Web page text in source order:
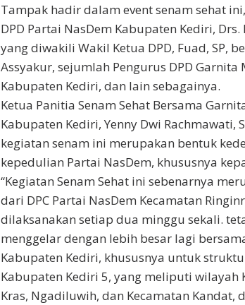
Tampak hadir dalam event senam sehat
DPD Partai NasDem Kabupaten Kediri,
yang diwakili Wakil Ketua DPD, Fuad, SP,
Assyakur, sejumlah Pengurus DPD Garnita
Kabupaten Kediri, dan lain sebagainya.
Ketua Panitia Senam Sehat Bersama
Kabupaten Kediri, Yenny Dwi Rachmawati,
kegiatan senam ini merupakan bentuk
kepedulian Partai NasDem, khususnya
“Kegiatan Senam Sehat ini sebenarnya
dari DPC Partai NasDem Kecamatan
dilaksanakan setiap dua minggu sekali.
menggelar dengan lebih besar lagi
Kabupaten Kediri, khususnya untuk
Kabupaten Kediri 5, yang meliputi wilayah
Kras, Ngadiluwih, dan Kecamatan Kandat,